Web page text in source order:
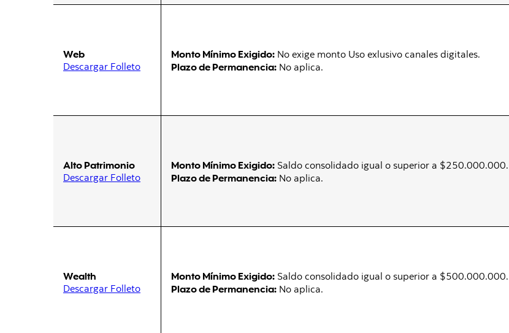
Web
Descargar Folleto
Monto Mínimo Exigido: No exige monto Uso exlusivo canales digitales.
Plazo de Permanencia: No aplica.
Alto Patrimonio
Descargar Folleto
Monto Mínimo Exigido: Saldo consolidado igual o superior a $250.000.000.
Plazo de Permanencia: No aplica.
Wealth
Descargar Folleto
Monto Mínimo Exigido: Saldo consolidado igual o superior a $500.000.000.
Plazo de Permanencia: No aplica.